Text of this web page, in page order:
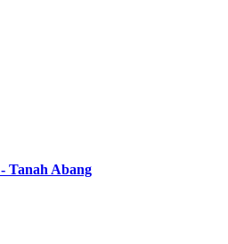
Tanah Abang